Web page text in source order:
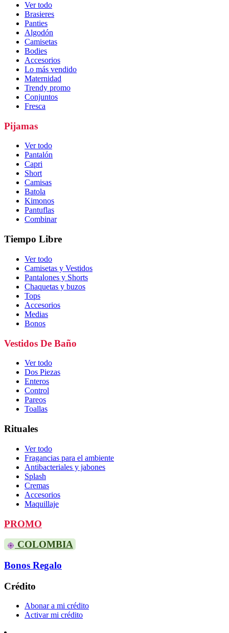
Ver todo
Brasieres
Panties
Algodón
Camisetas
Bodies
Accesorios
Lo más vendido
Maternidad
Trendy promo
Conjuntos
Fresca
Pijamas
Ver todo
Pantalón
Capri
Short
Camisas
Batola
Kimonos
Pantuflas
Combinar
Tiempo Libre
Ver todo
Camisetas y Vestidos
Pantalones y Shorts
Chaquetas y buzos
Tops
Accesorios
Medias
Bonos
Vestidos De Baño
Ver todo
Dos Piezas
Enteros
Control
Pareos
Toallas
Rituales
Ver todo
Fragancias para el ambiente
Antibacteriales y jabones
Splash
Cremas
Accesorios
Maquillaje
PROMO
COLOMBIA
Bonos Regalo
Crédito
Abonar a mi crédito
Activar mi crédito